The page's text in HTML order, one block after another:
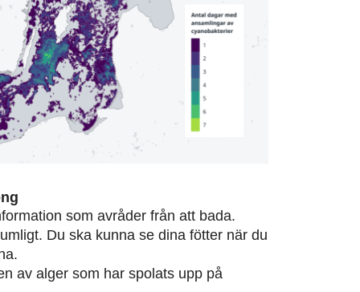
som avråder från att bada.
Du ska kunna se dina fötter när du
av alger som har spolats upp på